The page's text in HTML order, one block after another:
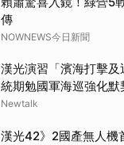
傳
NOWNEWS今日新聞
漢光演習「濱海打擊
統期勉國軍海巡強化默
Newtalk
漢光42》2國產無人